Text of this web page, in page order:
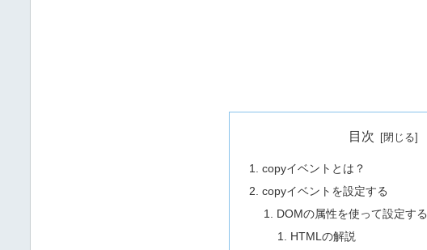
目次
copyイベントとは？
copyイベントを設定する
DOMの属性を使って設定する
HTMLの解説